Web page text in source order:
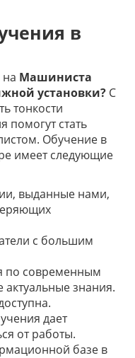
в
на Машиниста
установки? С
тонкости
помогут стать
Обучение в
имеет следующие
выданные нами,
с большим
по современным
знания.
дает
от работы.
базе в